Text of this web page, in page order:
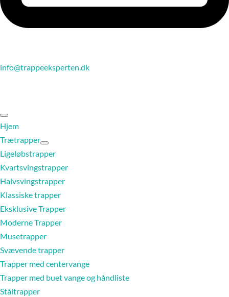
info@trappeeksperten.dk
Hjem
Trætrapper
Ligeløbstrapper
Kvartsvingstrapper
Halvsvingstrapper
Klassiske trapper
Eksklusive Trapper
Moderne Trapper
Musetrapper
Svævende trapper
Trapper med centervange
Trapper med buet vange og håndliste
Ståltrapper